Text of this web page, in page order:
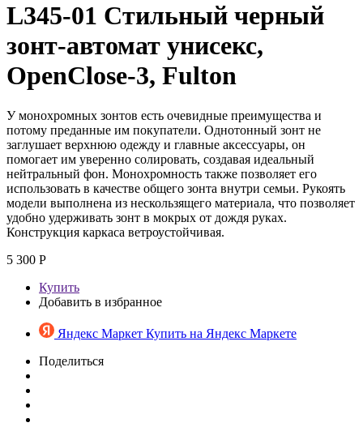
L345-01 Стильный черный
зонт-автомат унисекс,
OpenClose-3, Fulton
У монохромных зонтов есть очевидные преимущества и
потому преданные им покупатели. Однотонный зонт не
заглушает верхнюю одежду и главные аксессуары, он
помогает им уверенно солировать, создавая идеальный
нейтральный фон. Монохромность также позволяет его
использовать в качестве общего зонта внутри семьи. Рукоять
модели выполнена из нескользящего материала, что позволяет
удобно удерживать зонт в мокрых от дождя руках.
Конструкция каркаса ветроустойчивая.
5 300 Р
Купить
Добавить в избранное
Яндекс Маркет Купить на Яндекс Маркете
Поделиться